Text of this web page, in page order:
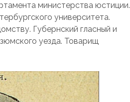
министерства юстиции.
университета.
Губернский гласный и
уезда. Товарищ